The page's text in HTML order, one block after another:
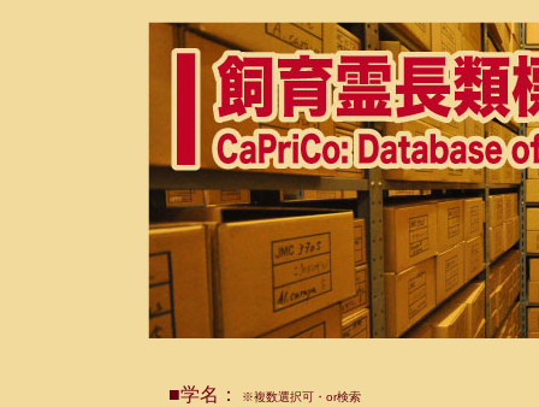
■学名： ※複数選択可・or検索